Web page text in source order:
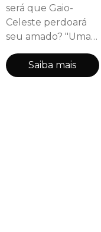
será que Gaio-
Celeste perdoará
seu amado? "Uma
canção de amor" é
um compilado de
poesias sobre o
Saiba mais